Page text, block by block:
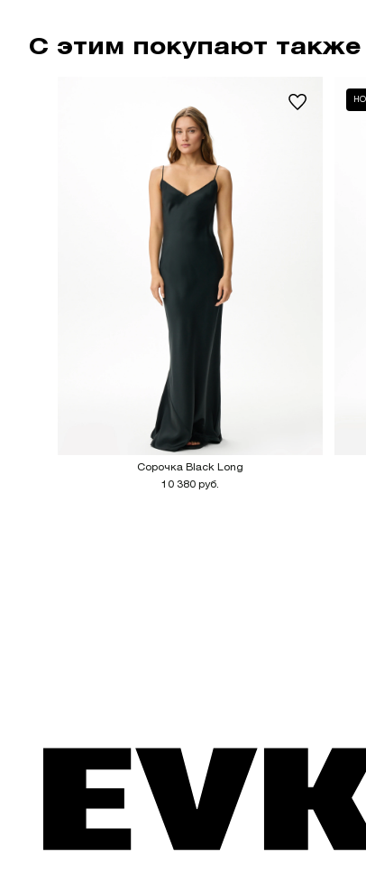
С этим покупают также
Сорочка Black Long
10 380 руб.